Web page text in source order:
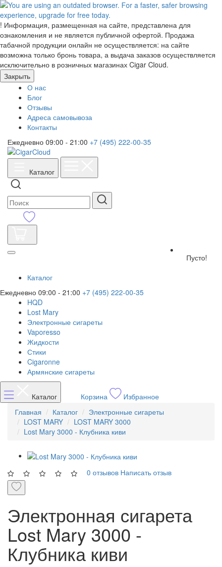
! Информация, размещенная на сайте, представлена для
ознакомления и не является публичной офертой. Продажа
табачной продукции онлайн не осуществляется: на сайте
возможна только бронь товара, а выдача заказов осуществляется
исключительно в розничных магазинах Cigar Cloud.
Закрыть
О нас
Блог
Отзывы
Адреса самовывоза
Контакты
Ежедневно 09:00 - 21:00 +7 (495) 222-00-35
Каталог
Пусто!
Каталог
Ежедневно 09:00 - 21:00 +7 (495) 222-00-35
HQD
Lost Mary
Электронные сигареты
Vaporesso
Жидкости
Стики
Cigaronne
Армянские сигареты
Каталог Корзина
Избранное
Главная
Каталог
Электронные сигареты
LOST MARY
LOST MARY 3000
Lost Mary 3000 - Клубника киви
0 отзывов Написать отзыв
Электронная сигарета
Lost Mary 3000 -
Клубника киви